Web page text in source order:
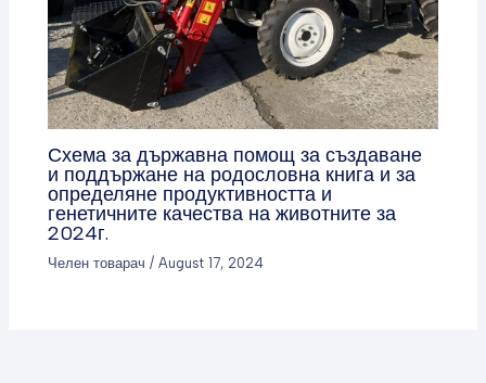
Схема за държавна помощ за създаване
и поддържане на родословна книга и за
определяне продуктивността и
генетичните качества на животните за
2024г.
Челен товарач /August 17, 2024